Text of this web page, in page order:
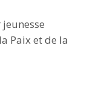
Paix et de la